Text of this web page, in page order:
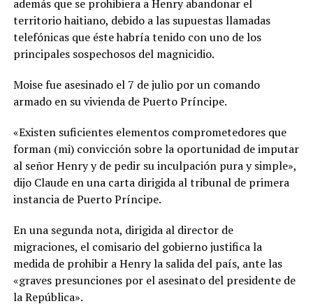
además que se prohibiera a Henry abandonar el
territorio haitiano, debido a las supuestas llamadas
telefónicas que éste habría tenido con uno de los
principales sospechosos del magnicidio.
Moise fue asesinado el 7 de julio por un comando
armado en su vivienda de Puerto Príncipe.
«Existen suficientes elementos comprometedores que
forman (mi) convicción sobre la oportunidad de imputar
al señor Henry y de pedir su inculpación pura y simple»,
dijo Claude en una carta dirigida al tribunal de primera
instancia de Puerto Príncipe.
En una segunda nota, dirigida al director de
migraciones, el comisario del gobierno justifica la
medida de prohibir a Henry la salida del país, ante las
«graves presunciones por el asesinato del presidente de
la República».